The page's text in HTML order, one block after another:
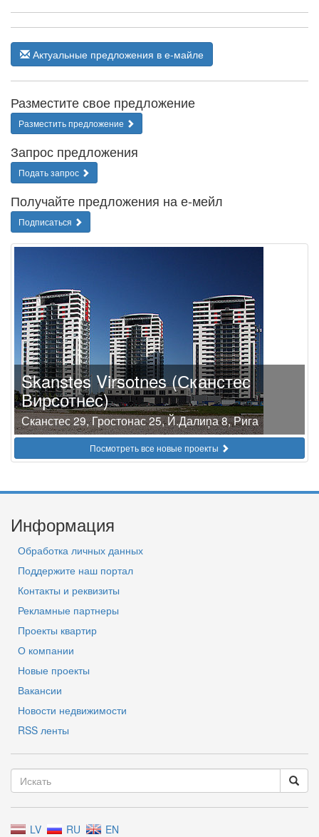
Актуальные предложения в е-майле
Разместите свое предложение
Разместить предложение
Запрос предложения
Подать запрос
Получайте предложения на е-мейл
Подписаться
Skanstes Virsotnes (Сканстес
Вирсотнес)
Сканстес 29, Гростонас 25, Й.Далиņа 8, Рига
Посмотреть все новые проекты
Информация
Обработка личных данных
Поддержите наш портал
Контакты и реквизиты
Рекламные партнеры
Проекты квартир
О компании
Новые проекты
Вакансии
Новости недвижимости
RSS ленты
LV RU EN